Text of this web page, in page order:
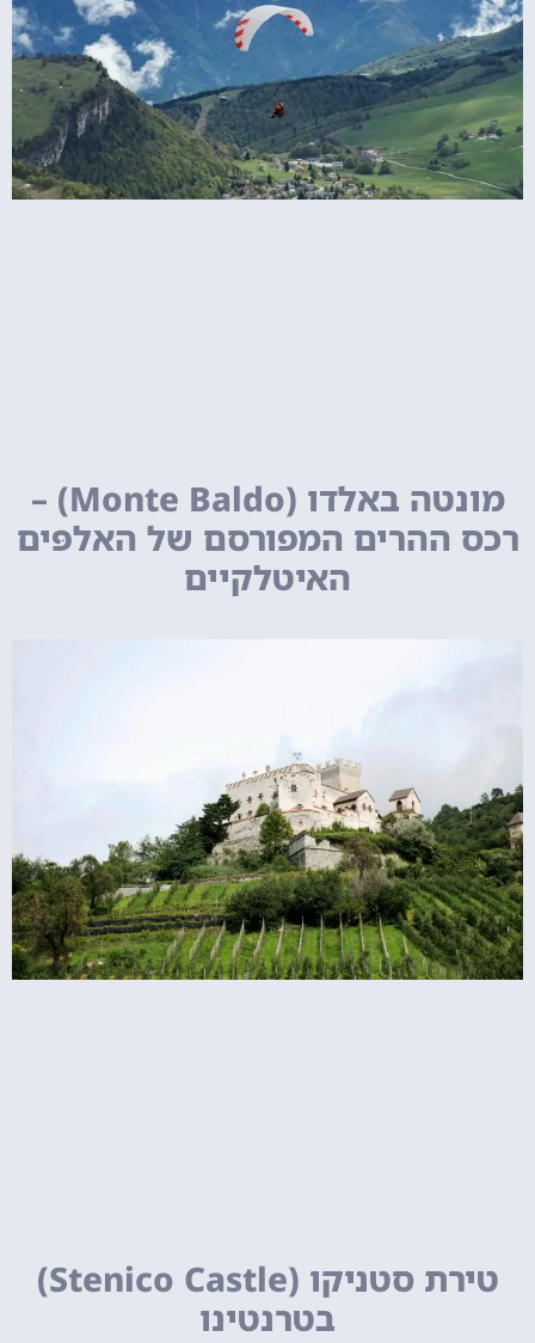
מונטה באלדו (Monte Baldo) –
רכס ההרים המפורסם של האלפּים
האיטלקיים
טירת סטניקו (Stenico Castle)
בטרנטינו